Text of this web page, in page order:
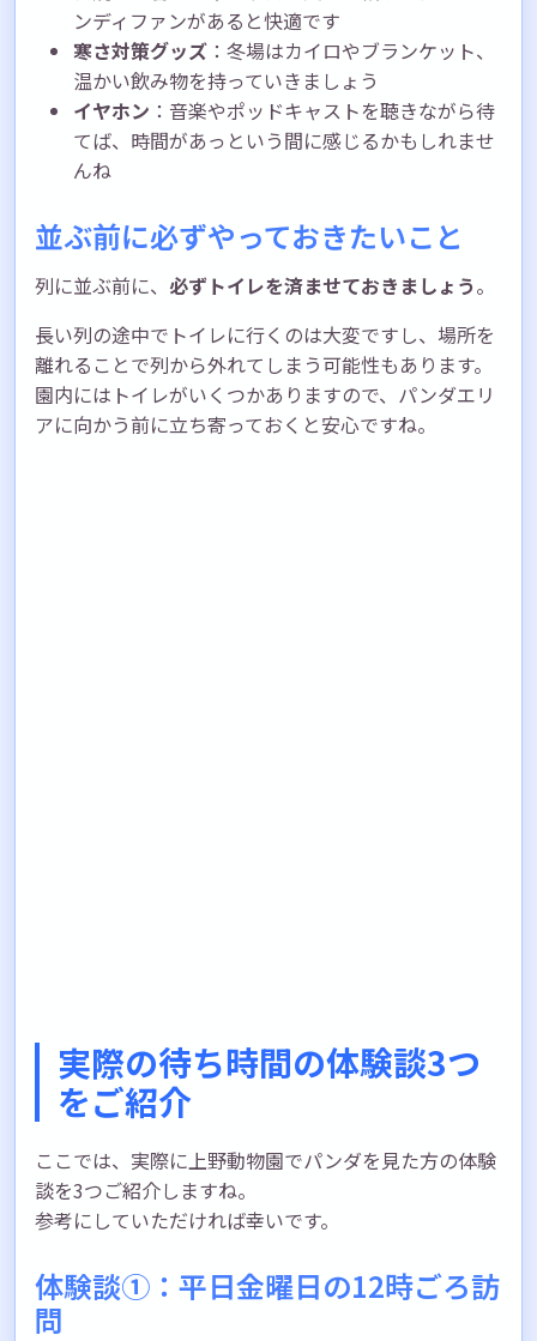
ンディファンがあると快適です
寒さ対策グッズ ：冬場はカイロやブランケット、
温かい飲み物を持っていきましょう
イヤホン ：音楽やポッドキャストを聴きながら待
てば、時間があっという間に感じるかもしれませ
んね
並ぶ前に必ずやっておきたいこと
列に並ぶ前に、 必ずトイレを済ませておきましょう。
長い列の途中でトイレに行くのは大変ですし、場所を
離れることで列から外れてしまう可能性もあります。
園内にはトイレがいくつかありますので、パンダエリ
アに向かう前に立ち寄っておくと安心ですね。
実際の待ち時間の体験談3つ
をご紹介
ここでは、実際に上野動物園でパンダを見た方の体験
談を3つご紹介しますね。
参考にしていただければ幸いです。
体験談①：平日金曜日の12時ごろ訪
問